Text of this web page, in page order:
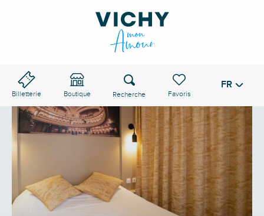
Billetterie Boutique
Voir les favoris
Recherche FR